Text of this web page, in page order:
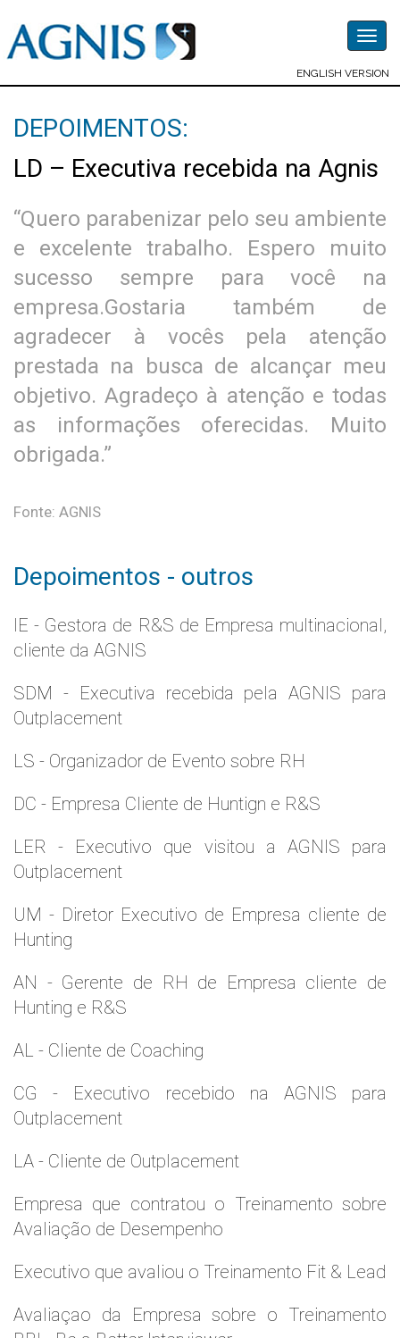
ENGLISH VERSION
DEPOIMENTOS:
LD – Executiva recebida na Agnis
“Quero parabenizar pelo seu ambiente
e excelente trabalho. Espero muito
sucesso sempre para você na
empresa.Gostaria também de
agradecer à vocês pela atenção
prestada na busca de alcançar meu
objetivo. Agradeço à atenção e todas
as informações oferecidas. Muito
obrigada.”
Fonte: AGNIS
Depoimentos - outros
IE - Gestora de R&S de Empresa multinacional,
cliente da AGNIS
SDM - Executiva recebida pela AGNIS para
Outplacement
LS - Organizador de Evento sobre RH
DC - Empresa Cliente de Huntign e R&S
LER - Executivo que visitou a AGNIS para
Outplacement
UM - Diretor Executivo de Empresa cliente de
Hunting
AN - Gerente de RH de Empresa cliente de
Hunting e R&S
AL - Cliente de Coaching
CG - Executivo recebido na AGNIS para
Outplacement
LA - Cliente de Outplacement
Empresa que contratou o Treinamento sobre
Avaliação de Desempenho
Executivo que avaliou o Treinamento Fit & Lead
Avaliaçao da Empresa sobre o Treinamento